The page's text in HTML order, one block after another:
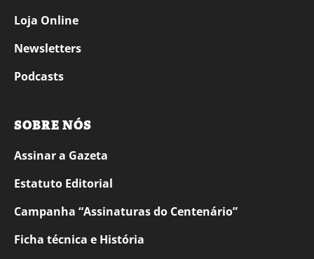
Loja Online
Newsletters
Podcasts
SOBRE NÓS
Assinar a Gazeta
Estatuto Editorial
Campanha “Assinaturas do Centenário”
Ficha técnica e História